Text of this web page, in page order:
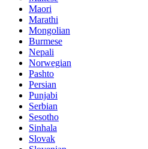
Maori
Marathi
Mongolian
Burmese
Nepali
Norwegian
Pashto
Persian
Punjabi
Serbian
Sesotho
Sinhala
Slovak